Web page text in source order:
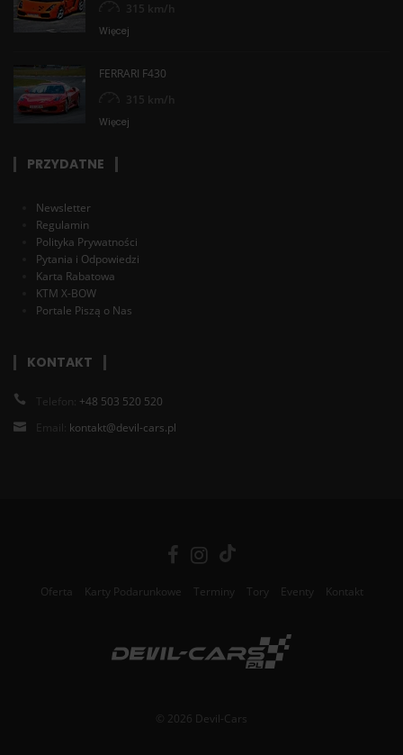
315 km/h
Więcej
FERRARI F430
315 km/h
Więcej
PRZYDATNE
Newsletter
Regulamin
Polityka Prywatności
Pytania i Odpowiedzi
Karta Rabatowa
KTM X-BOW
Portale Piszą o Nas
KONTAKT
Telefon: +48 503 520 520
Email: kontakt@devil-cars.pl
Oferta Karty Podarunkowe Terminy Tory Eventy Kontakt
© 2026 Devil-Cars